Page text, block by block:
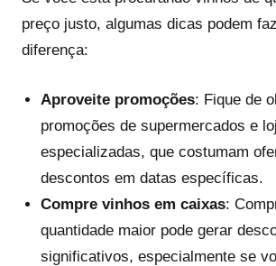
preço justo, algumas dicas podem
diferença:
Aproveite promoções: Fique de
promoções de supermercados e
especializadas, que costumam
descontos em datas específicas.
Compre vinhos em caixas:
quantidade maior pode gerar
significativos, especialmente se